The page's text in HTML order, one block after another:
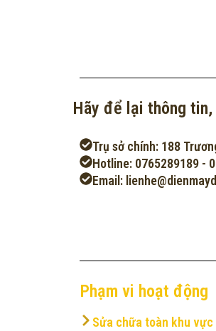
Hãy để lại thông
Trụ sở chính: 188
Hotline: 0765289189 -
Email:
Phạm vi hoạt động
Sửa chữa toàn khu vực